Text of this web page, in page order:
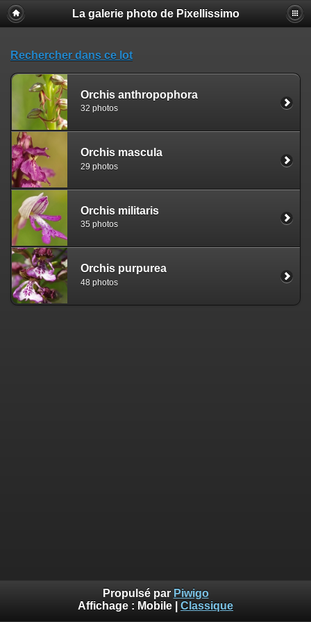
La galerie photo de Pixellissimo
Rechercher dans ce lot
Orchis anthropophora
32 photos
Orchis mascula
29 photos
Orchis militaris
35 photos
Orchis purpurea
48 photos
Propulsé par Piwigo
Affichage : Mobile Classique